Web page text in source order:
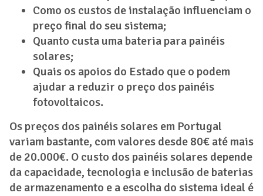
Como os custos de instalação influenciam o
preço final do seu sistema;
Quanto custa uma bateria para painéis
solares;
Quais os apoios do Estado que o podem
ajudar a reduzir o preço dos painéis
fotovoltaicos.
Os preços dos painéis solares em Portugal
variam bastante, com valores desde 80€ até mais
de 20.000€. O custo dos painéis solares depende
da capacidade, tecnologia e inclusão de baterias
de armazenamento e a escolha do sistema ideal é